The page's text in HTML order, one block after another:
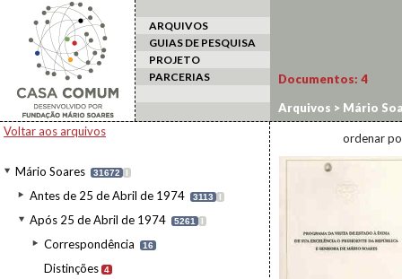
ARQUIVOS
GUIAS DE PESQUISA
PROJETO
PARCERIAS
Voltar aos arquivos
Mário Soares 31672 I
Antes de 25 de Abril de 1974 3113 I
Após 25 de Abril de 1974 5261 I
Correspondência 16
Distinções 4
Documentos: 4
Arquivos > Mário
Estado>1992
ordenar